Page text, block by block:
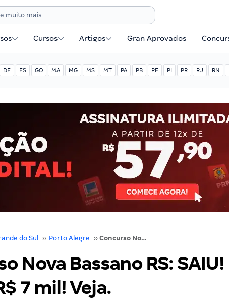
Cursos Artigos Gran Aprovados
DF ES GO MA MG MS MT PA PB PE PI PR RJ RN
do Sul ›› Porto Alegre ›› Concurso Nova Bassano RS: SAIU! Inicial de até R$ 7 mil! Veja.
Nova Bassano RS: SAIU!
7 mil! Veja.